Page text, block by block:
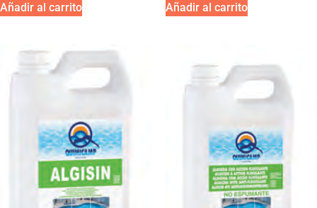
Añadir al carrito Añadir al carrito